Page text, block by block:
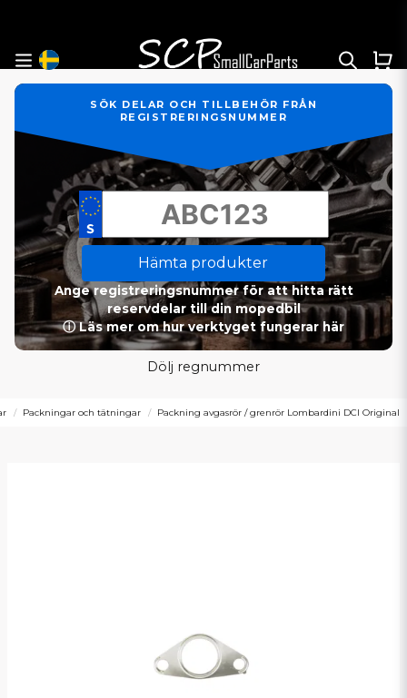
SÖK DELAR OCH TILLBEHÖR FRÅN
REGISTRERINGSNUMMER
Hämta produkter
Ange registreringsnummer för att hitta rätt
reservdelar till din mopedbil
ⓘ Läs mer om hur verktyget fungerar här
Dölj regnummer
Packningar och tätningar Packning avgasrör / grenrör Lombardini DCI Original